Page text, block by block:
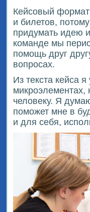
Кейсовый формат
и билетов,
придумать идею
команде мы
помощь друг
вопросах.
Из текста кейса
человеку. Я
поможет мне в
и для себя,